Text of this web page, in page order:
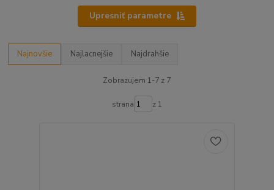
Upresniť parametre
Najnovšie Najlacnejšie Najdrahšie
Zobrazujem 1-7 z 7
strana z 1